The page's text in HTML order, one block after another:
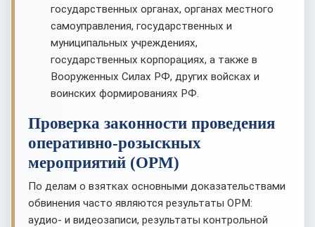
государственных органах, органах местного
самоуправления, государственных и
муниципальных учреждениях,
государственных корпорациях, а также в
Вооруженных Силах РФ, других войсках и
воинских формированиях РФ.
Проверка законности проведения
оперативно-розыскных
мероприятий (ОРМ)
По делам о взятках основными доказательствами
обвинения часто являются результаты ОРМ:
аудио- и видеозаписи, результаты контрольной